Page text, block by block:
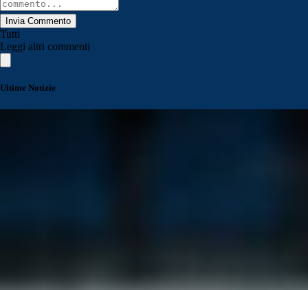
Invia Commento
Tutti
Leggi altri commenti
Ultime Notizie